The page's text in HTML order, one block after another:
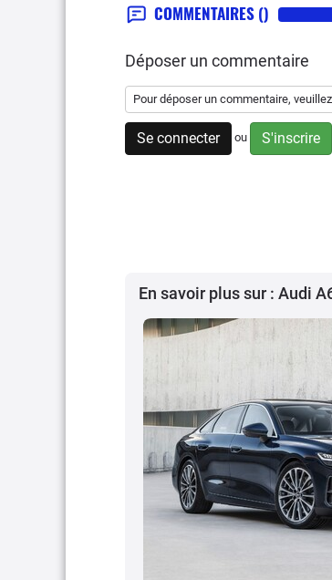
COMMENTAIRES ()
Déposer un commentaire
Pour déposer un commentaire,
Se connecter ou S'inscrire
En savoir plus sur : Audi